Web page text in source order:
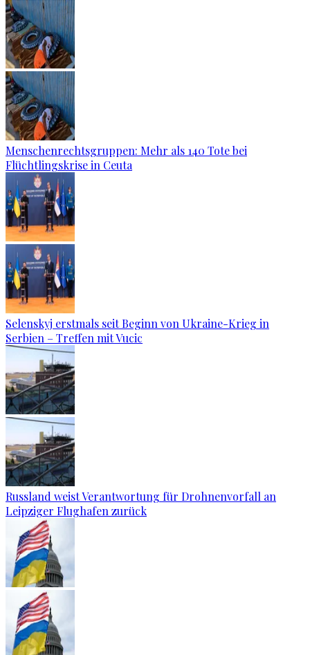
Menschenrechtsgruppen: Mehr als 140 Tote bei
Flüchtlingskrise in Ceuta
Selenskyj erstmals seit Beginn von Ukraine-Krieg in
Serbien – Treffen mit Vucic
Russland weist Verantwortung für Drohnenvorfall an
Leipziger Flughafen zurück